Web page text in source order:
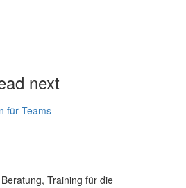
next
für Teams
Training für die